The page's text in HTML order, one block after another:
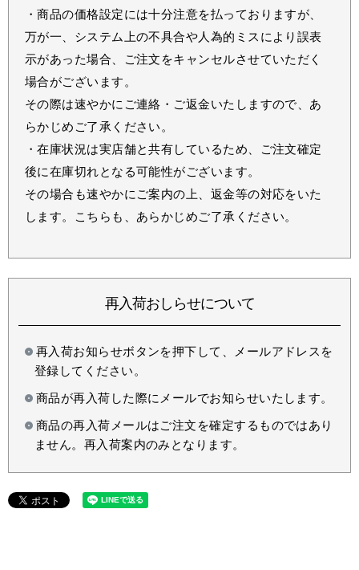
・商品の価格設定には十分注意を払っておりますが、
万が一、システム上の不具合や人為的ミスにより誤表
示があった場合、ご注文をキャンセルさせていただく
場合がございます。
その際は速やかにご連絡・ご返金いたしますので、あ
らかじめご了承ください。
・在庫状況は実店舗と共有しているため、ご注文確定
後に在庫切れとなる可能性がございます。
その場合も速やかにご案内の上、返金等の対応をいた
します。こちらも、あらかじめご了承ください。
再入荷おしらせについて
再入荷お知らせボタンを押下して、メールアドレスを
登録してください。
商品が再入荷した際にメールでお知らせいたします。
商品の再入荷メールはご注文を確定するものではあり
ません。再入荷案内のみとなります。